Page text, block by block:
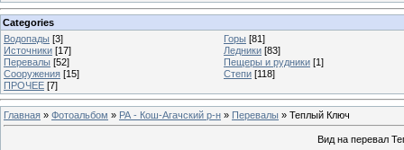
Categories
Водопады [3] Горы [81]
Источники [17] Ледники [83]
Перевалы [52] Пещеры и рудники [1]
Сооружения [15] Степи [118]
ПРОЧЕЕ [7]
Главная » Фотоальбом » РА - Кош-Агачский р-н » Перевалы » Теплый Ключ
Вид на перевал